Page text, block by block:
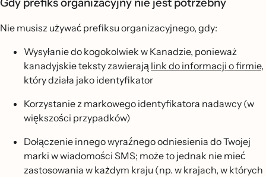
Gdy prefiks organizacyjny nie jest potrzebny
Nie musisz używać prefiksu organizacyjnego, gdy:
Wysyłanie do kogokolwiek w Kanadzie, ponieważ
kanadyjskie teksty zawierają link do informacji o firmie,
który działa jako identyfikator
Korzystanie z markowego identyfikatora nadawcy (w
większości przypadków)
Dołączenie innego wyraźnego odniesienia do Twojej
marki w wiadomości SMS; może to jednak nie mieć
zastosowania w każdym kraju (np. w krajach, w których